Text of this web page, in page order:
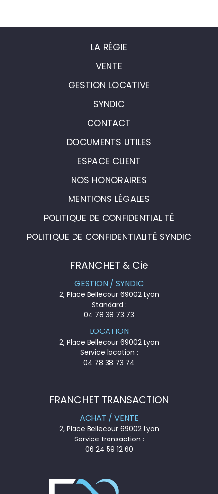
LA RÉGIE
VENTE
GESTION LOCATIVE
SYNDIC
CONTACT
DOCUMENTS UTILES
ESPACE CLIENT
NOS HONORAIRES
MENTIONS LÉGALES
POLITIQUE DE CONFIDENTIALITÉ
POLITIQUE DE CONFIDENTIALITÉ SYNDIC
FRANCHET & Cie
GESTION / SYNDIC
2, Place Bellecour 69002 Lyon
Standard :
04 78 38 73 73
LOCATION
2, Place Bellecour 69002 Lyon
Service location :
04 78 38 73 74
FRANCHET TRANSACTION
ACHAT / VENTE
2, Place Bellecour 69002 Lyon
Service transaction :
06 24 59 12 60